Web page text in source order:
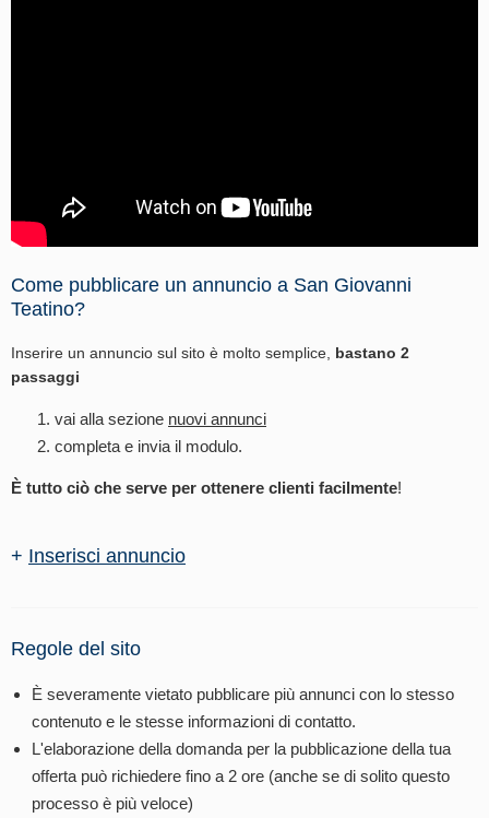
Come pubblicare un annuncio a San Giovanni
Teatino?
Inserire un annuncio sul sito è molto semplice, bastano 2
passaggi
vai alla sezione nuovi annunci
completa e invia il modulo.
È tutto ciò che serve per ottenere clienti facilmente!
+ Inserisci annuncio
Regole del sito
È severamente vietato pubblicare più annunci con lo stesso
contenuto e le stesse informazioni di contatto.
L'elaborazione della domanda per la pubblicazione della tua
offerta può richiedere fino a 2 ore (anche se di solito questo
processo è più veloce)